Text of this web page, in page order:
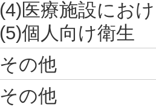
(4)医療施設にお
(5)個人向け衛生
その他
その他